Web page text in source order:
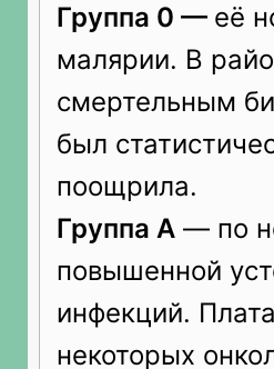
Группа 0 — её
малярии. В
смертельным
был
поощрила.
Группа A — по
повышенной
инфекций.
некоторых